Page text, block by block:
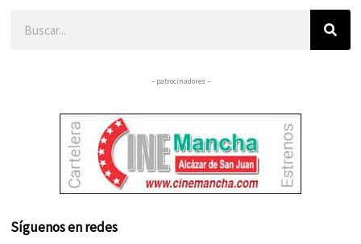
– patrocinadores –
Síguenos en redes